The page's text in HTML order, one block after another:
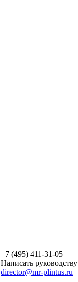
+7 (495) 411-31-05
Написать руководству
director@mr-plintus.ru